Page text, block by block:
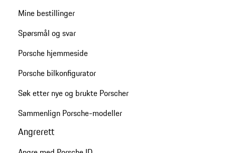
Mine bestillinger
Spørsmål og svar
Porsche hjemmeside
Porsche bilkonfigurator
Søk etter nye og brukte Porscher
Sammenlign Porsche-modeller
Angrerett